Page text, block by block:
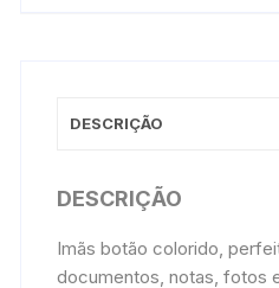
DESCRIÇÃO
DESCRIÇÃO
Imãs botão colorido,
documentos, notas, fotos